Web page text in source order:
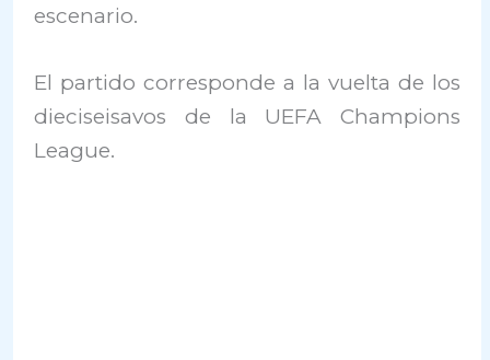
escenario.
El partido corresponde a la vuelta de los
dieciseisavos de la UEFA Champions
League.